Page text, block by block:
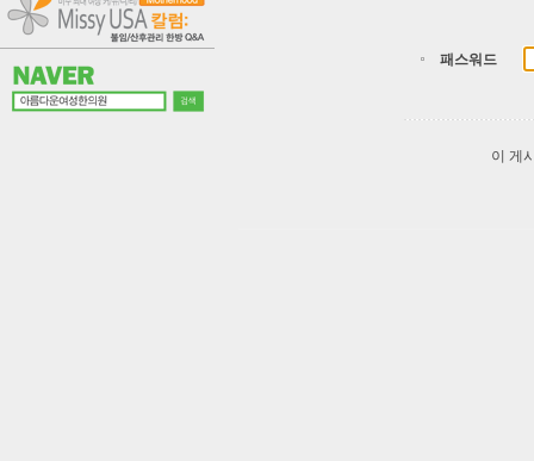
패스워드
이 게